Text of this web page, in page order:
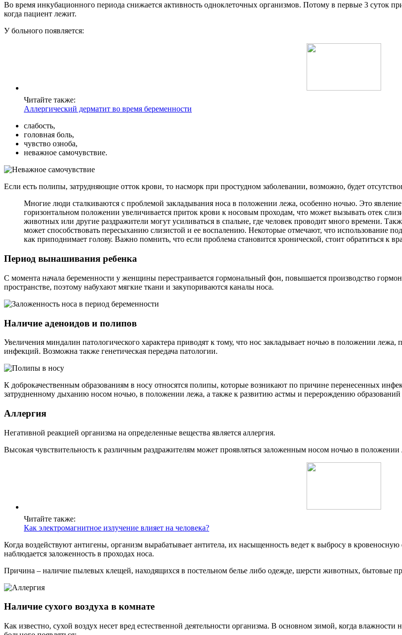
Во время инкубационного периода снижается активность одноклеточных организмов. Потому в первые 3 суток
когда пациент лежит.
У больного появляется:
Читайте также:
Аллергический дерматит во время беременности
слабость,
головная боль,
чувство озноба,
неважное самочувствие.
Если есть полипы, затрудняющие отток крови, то насморк при простудном заболевании, возможно, будет
Многие люди сталкиваются с проблемой закладывания носа в положении лежа, особенно ночью. Это
горизонтальном положении увеличивается приток крови к носовым проходам, что может вызывать отек
животных или другие раздражители могут усиливаться в спальне, где человек проводит много времени.
может способствовать пересыханию слизистой и ее воспалению. Некоторые отмечают, что использование
как приподнимает голову. Важно помнить, что если проблема становится хронической, стоит обратиться к
Период вынашивания ребенка
С момента начала беременности у женщины перестраивается гормональный фон, повышается производство
пространстве, поэтому набухают мягкие ткани и закупориваются каналы носа.
Наличие аденоидов и полипов
Увеличения миндалин патологического характера приводят к тому, что нос закладывает ночью в положении
инфекций. Возможна также генетическая передача патологии.
К доброкачественным образованиям в носу относятся полипы, которые возникают по причине перенесенных
затрудненному дыханию носом ночью, в положении лежа, а также к развитию астмы и перерождению образований
Аллергия
Негативной реакцией организма на определенные вещества является аллергия.
Высокая чувствительность к различным раздражителям может проявляться заложенным носом ночью в
Читайте также:
Как электромагнитное излучение влияет на человека?
Когда воздействуют антигены, организм вырабатывает антитела, их насыщенность ведет к выбросу в
наблюдается заложенность в проходах носа.
Причина – наличие пылевых клещей, находящихся в постельном белье либо одежде, шерсти животных, бытовые
Наличие сухого воздуха в комнате
Как известно, сухой воздух несет вред естественной деятельности организма. В основном зимой, когда